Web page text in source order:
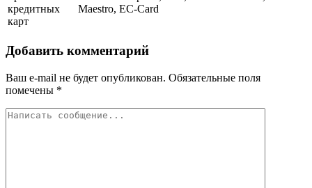
кредитных
карт
Maestro, EC-Card
Добавить комментарий
Ваш e-mail не будет опубликован. Обязательные поля
помечены *